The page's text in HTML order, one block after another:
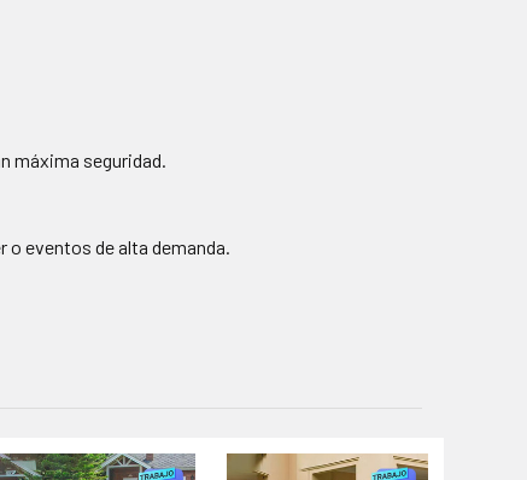
máxima seguridad.
o eventos de alta demanda.